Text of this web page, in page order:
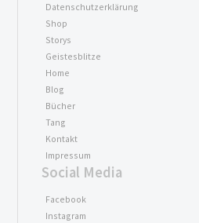
Datenschutzerklärung
Shop
Storys
Geistesblitze
Home
Blog
Bücher
Tang
Kontakt
Impressum
Social Media
Facebook
Instagram